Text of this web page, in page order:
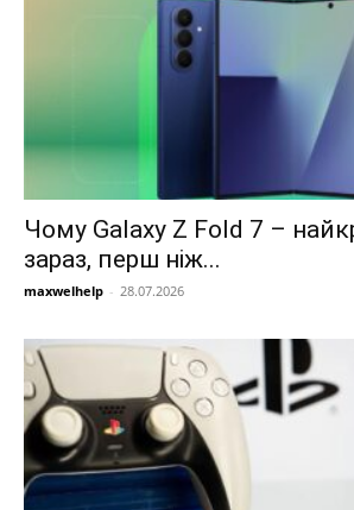
Чому Galaxy Z Fold 7 –
зараз, перш ніж...
maxwelhelp - 28.07.2026